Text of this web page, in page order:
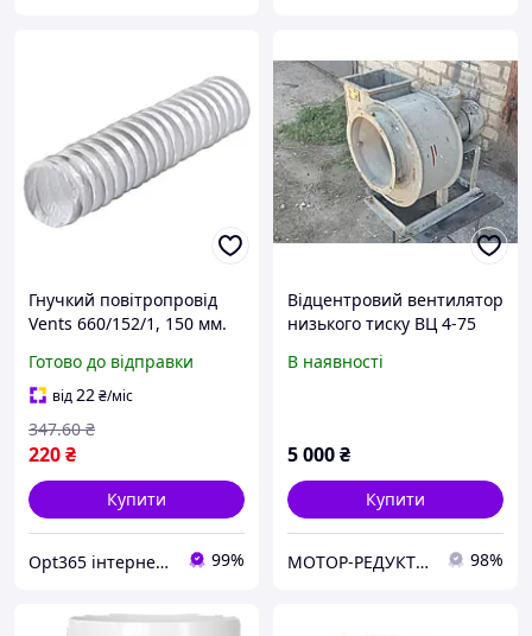
Гнучкий повітропровід
Vents 660/152/1, 150 мм.
Готово до відправки
від22₴/міс
220₴
347.60 ₴
Купити
Opt365 інтернет-магазин 99%
Відцентровий вентилятор
низького тиску ВЦ 4-75
1500 об/хв
В наявності
5 000₴
Купити
МОТОР-РЕДУКТОР-ПРОМ-КР- м.Кривий Ріг (Електродвигуни, редуктори, мотор-редуктори, запчастини) 98%